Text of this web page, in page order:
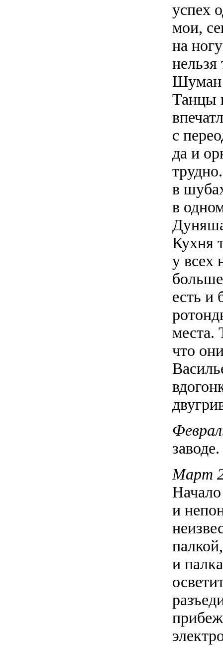
успех
мои,
на
Шуман
Танцы
с
да и
в
в
Кухня
у всех
есть и
места.
что
заводе.
Март
и
и